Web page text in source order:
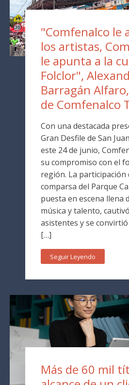
"Comfenalco le
los artistas,
le apunta a la
Folclor",
Barragán
de Comfenalco
Con una destacada
Gran Desfile de San
este 24 de junio,
su compromiso con el
región. La participación
comparsa del Parque
puesta en escena llena
música y talento,
asistentes y se
[…]
Seguir Leyendo
Más de 60 mil